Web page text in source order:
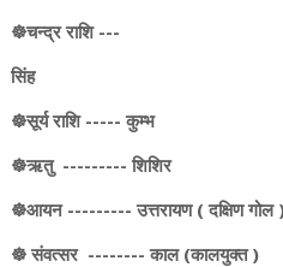
☸️चन्द्र राशि ---
सिंह
☸️सूर्य राशि ----- कुम्भ
☸️ऋतु --------- शिशिर
☸️आयन --------- उत्तरायण ( दक्षिण गोल
☸️ संवत्सर -------- काल (कालयुक्त )